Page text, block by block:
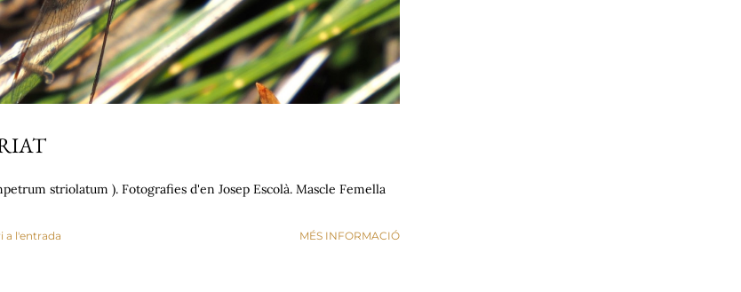
striolatum ). Fotografies d'en Josep Escolà. Mascle Femella
a l'entrada MÉS INFORMACIÓ